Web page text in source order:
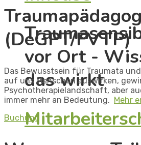
vor Ort -
das wirkt
(DeGPT/FVTP)​
Das Bewusstsein für Traumata
auf uns Menschen auswirken,
Psychotherapielandschaft, aber
immer mehr an Bedeutung. ​ Mehr
Buchung